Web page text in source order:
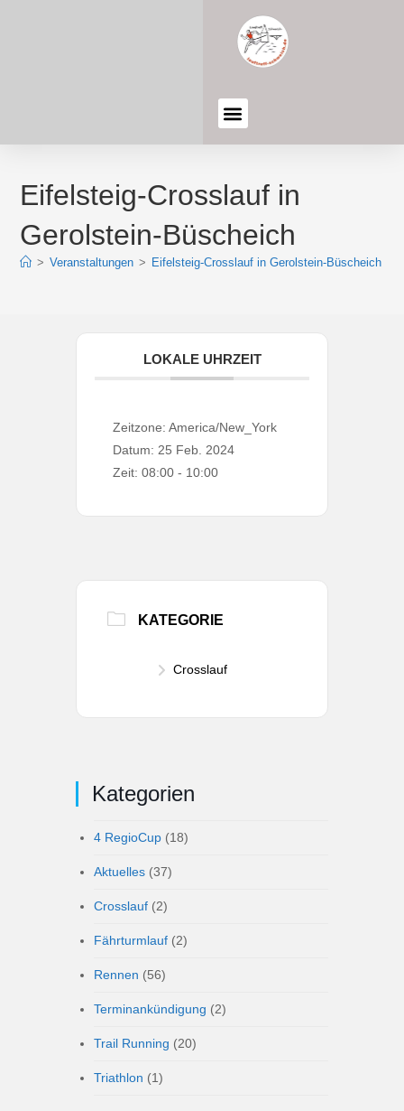
Eifelsteig-Crosslauf in
Gerolstein-Büscheich
> Veranstaltungen > Eifelsteig-Crosslauf in Gerolstein-Büscheich
LOKALE UHRZEIT
Zeitzone: America/New_York
Datum: 25 Feb. 2024
Zeit: 08:00 - 10:00
KATEGORIE
Crosslauf
Kategorien
4 RegioCup (18)
Aktuelles (37)
Crosslauf (2)
Fährturmlauf (2)
Rennen (56)
Terminankündigung (2)
Trail Running (20)
Triathlon (1)